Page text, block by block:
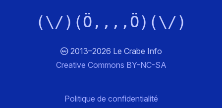
(\/)(Ö,,,,Ö)(\/)
2013–2026 Le Crabe Info
Creative Commons BY-NC-SA
Politique de confidentialité